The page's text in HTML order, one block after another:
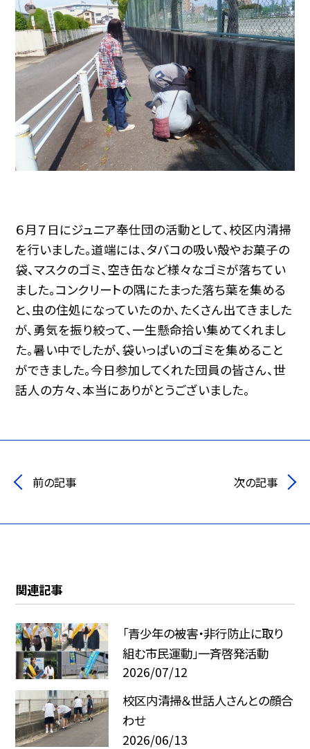
６月７日にジュニア奉仕団の活動として、校区内清掃
を行いました。道端には、タバコの吸い殻やお菓子の
袋、マスクのゴミ、空き缶など様々なゴミが落ちてい
ました。コンクリートの隅にたまった落ち葉を集める
と、虫の住処になっていたのか、たくさん出てきました
が、勇気を振り絞って、一生懸命拾い集めてくれまし
た。暑い中でしたが、袋いっぱいのゴミを集めること
ができました。今日参加してくれた団員の皆さん、世
話人の方々、本当にありがとうございました。
前の記事 次の記事
関連記事
「青少年の被害・非行防止に取り
組む市民運動」一斉啓発活動
2026/07/12
校区内清掃＆世話人さんとの顔合
わせ
2026/06/13